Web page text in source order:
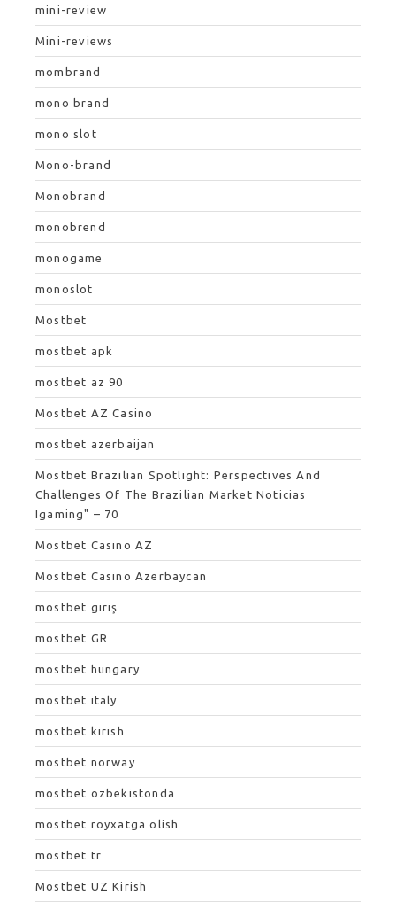
mini-review
Mini-reviews
mombrand
mono brand
mono slot
Mono-brand
Monobrand
monobrend
monogame
monoslot
Mostbet
mostbet apk
mostbet az 90
Mostbet AZ Casino
mostbet azerbaijan
Mostbet Brazilian Spotlight: Perspectives And
Challenges Of The Brazilian Market Noticias
Igaming" – 70
Mostbet Casino AZ
Mostbet Casino Azerbaycan
mostbet giriş
mostbet GR
mostbet hungary
mostbet italy
mostbet kirish
mostbet norway
mostbet ozbekistonda
mostbet royxatga olish
mostbet tr
Mostbet UZ Kirish